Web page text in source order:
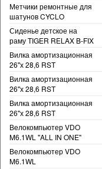
Метчики ремонтные для
шатунов CYCLO
Сиденье детское на
раму TIGER RELAX B-FIX
Вилка амортизационная
26"х 28,6 RST
Вилка амортизационная
26"х 28,6 RST
Вилка амортизационная
26"х 28,6 RST
Велокомпьютер VDO
M6.1WL "ALL IN ONE"
Велокомпьютер VDO
M6.1WL